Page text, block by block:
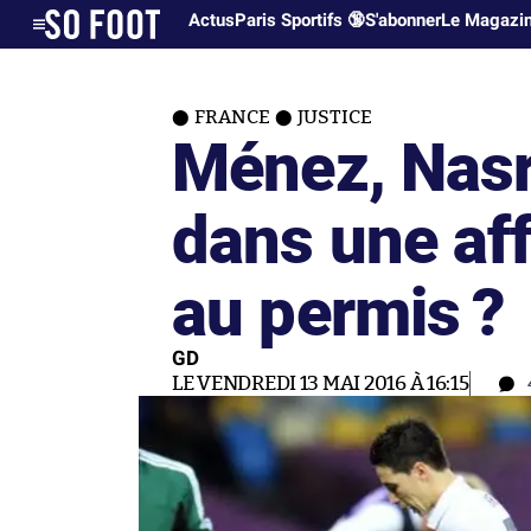
ActusParis Sportifs 🔞S'abonnerLe
FRANCE JUSTICE
Ménez,
dans une
au permis ?
GD
LE VENDREDI 13 MAI 2016 À 16:15